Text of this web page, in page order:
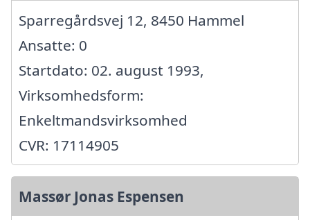
Sparregårdsvej 12, 8450 Hammel
Ansatte: 0
Startdato: 02. august 1993,
Virksomhedsform:
Enkeltmandsvirksomhed
CVR: 17114905
Massør Jonas Espensen